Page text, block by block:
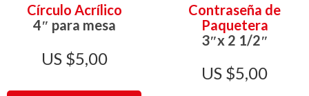
Círculo Acrílico
4″ para mesa
$5,00
Contraseña de
Paquetera
3″x 2 1/2″
$5,00